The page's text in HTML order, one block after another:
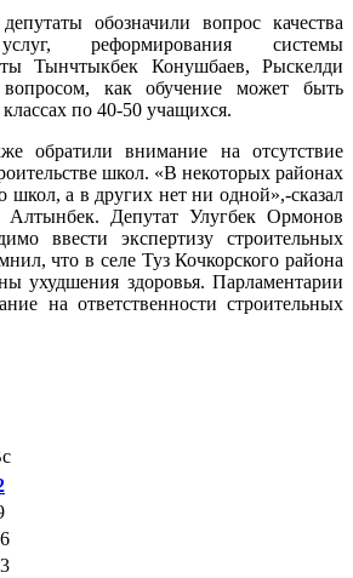
обозначили вопрос качества
услуг, реформирования системы
Тынчтыкбек Конушбаев, Рыскелди
как обучение может быть
по 40-50 учащихся.
обратили внимание на отсутствие
школ. «В некоторых районах
школ, а в других нет ни одной»,-сказал
Алтынбек. Депутат Улугбек Ормонов
ввести экспертизу строительных
что в селе Туз Кочкорского района
ухудшения здоровья. Парламентарии
на ответственности строительных